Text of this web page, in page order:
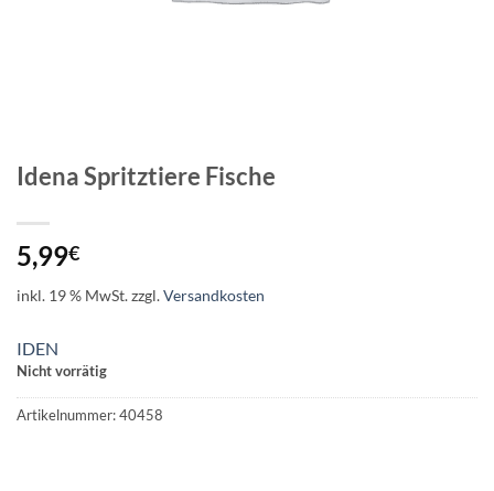
Idena Spritztiere Fische
5,99€
inkl. 19 % MwSt.zzgl.Versandkosten
IDEN
Nicht vorrätig
Artikelnummer:40458